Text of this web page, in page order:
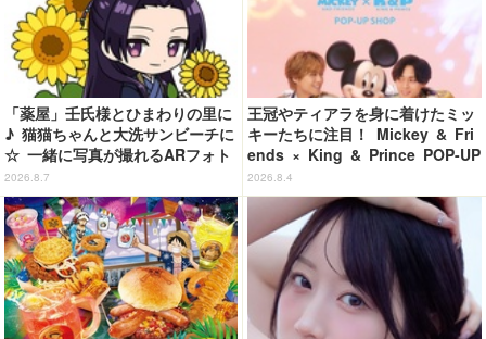
「薬屋」壬氏様とひまわりの里に
♪ 猫猫ちゃんと大洗サンビーチに
☆ 一緒に写真が撮れるARフォト
スポット企画「猫猫・壬氏と夏巡
り」開催【茨城県】
2026.8.7
王冠やティアラを身に着けたミッ
キーたちに注目！ Mickey & Fri
ends × King & Prince POP-UP
SHOP「MAGIC STAGE」に新商
品登場
2026.8.4